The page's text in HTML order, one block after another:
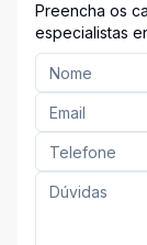
Preencha os
especialistas